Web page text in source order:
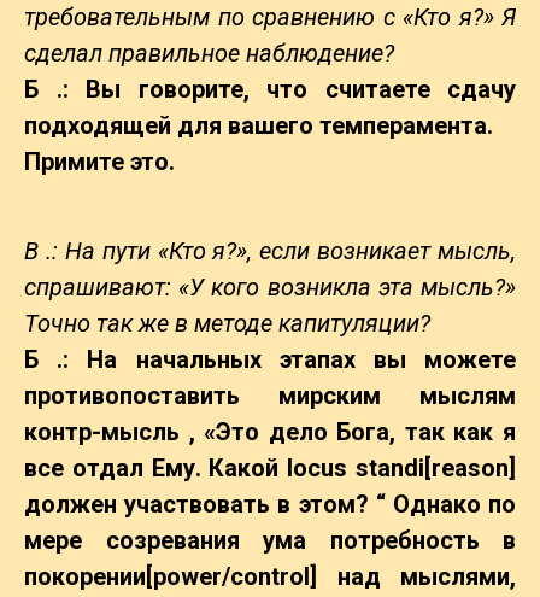
требовательным по сравнению с «Кто я?» Я
сделал правильное наблюдение?
Б .: Вы говорите, что считаете сдачу
подходящей для вашего темперамента.
Примите это.
В .: На пути «Кто я?», если возникает мысль,
спрашивают: «У кого возникла эта мысль?»
Точно так же в методе капитуляции?
Б .: На начальных этапах вы можете
противопоставить мирским мыслям
контр-мысль , «Это дело Бога, так как я
все отдал Ему. Какой locus standi[reason]
должен участвовать в этом? “ Однако по
мере созревания ума потребность в
покорении[power/control] над мыслями,